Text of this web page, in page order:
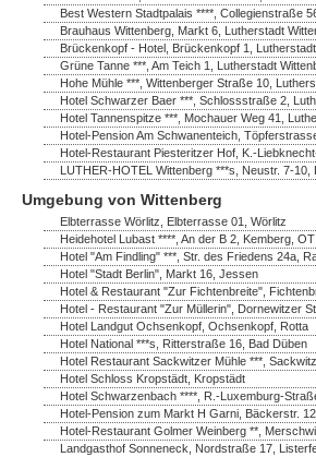
Best Western Stadtpalais ****, Collegienstraße
Brauhaus Wittenberg, Markt 6, Lutherstadt
Brückenkopf - Hotel, Brückenkopf 1,
Grüne Tanne ***, Am Teich 1, Lutherstadt
Hohe Mühle ***, Wittenberger Straße 10,
Hotel Schwarzer Baer ***, Schlossstraße 2,
Hotel Tannenspitze ***, Mochauer Weg 41,
Hotel-Pension Am Schwanenteich,
Hotel-Restaurant Piesteritzer Hof, K.-
LUTHER-HOTEL Wittenberg ***s, Neustr. 7-10,
Umgebung von Wittenberg
Elbterrasse Wörlitz, Elbterrasse 01, Wörlitz
Heidehotel Lubast ****, An der B 2, Kemberg,
Hotel "Am Findling" ***, Str. des Friedens 24a,
Hotel "Stadt Berlin", Markt 16, Jessen
Hotel & Restaurant "Zur Fichtenbreite",
Hotel - Restaurant "Zur Müllerin", Dornewitzer
Hotel Landgut Ochsenkopf, Ochsenkopf, Rotta
Hotel National ***s, Ritterstraße 16, Bad Düben
Hotel Restaurant Sackwitzer Mühle ***,
Hotel Schloss Kropstädt, Kropstädt
Hotel Schwarzenbach ****, R.-Luxemburg-
Hotel-Pension zum Markt H Garni, Bäckerstr.
Hotel-Restaurant Golmer Weinberg **,
Landgasthof Sonneneck, Nordstraße 17,